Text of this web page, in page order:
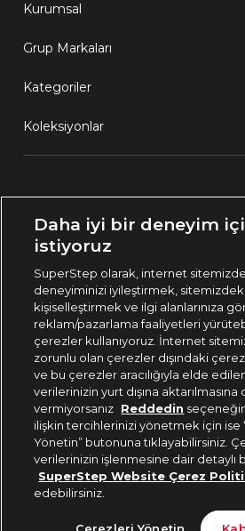
Kurumsal
Grup Markaları
Kategoriler
Koleksiyonlar
🇹🇷 Türkiye
444 37 36
Uygulamadan Takip Edin
Bizi Takip Edin
Daha iyi bir deneyim
istiyoruz
SuperStep olarak, internet
deneyiminizi iyileştirmek,
kişiselleştirmek ve ilgi alanlarınıza
reklam/pazarlama faaliyetleri
çerezler kullanıyoruz. İnternet
zorunlu olan çerezler dışındaki
ve bu çerezler aracılığıyla elde
verilerinizin yurt dışına aktarılmasına
vermiyorsanız Reddedin
ilişkin tercihlerinizi yönetmek için ise
Yönetin” butonuna tıklayabilirsiniz.
verilerinizin işlenmesine dair detaylı
SuperStep Website Çerez
edebilirsiniz.